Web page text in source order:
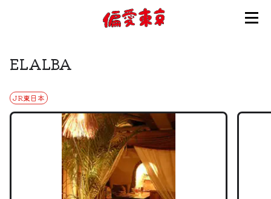
使い方
ログイン
会員登録
ELALBA
JR東日本